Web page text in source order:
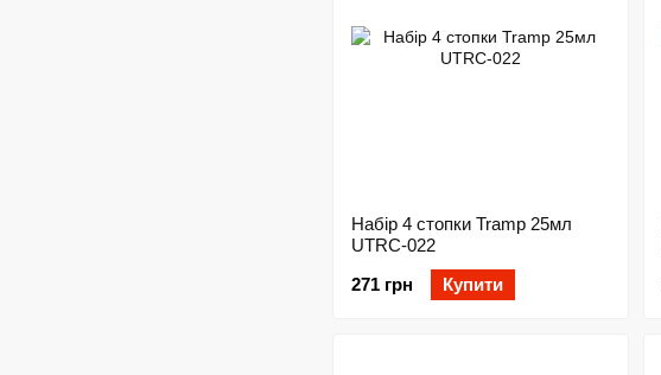
Набір 4 стопки Tramp 25мл
UTRC-022
271 грн
Купити